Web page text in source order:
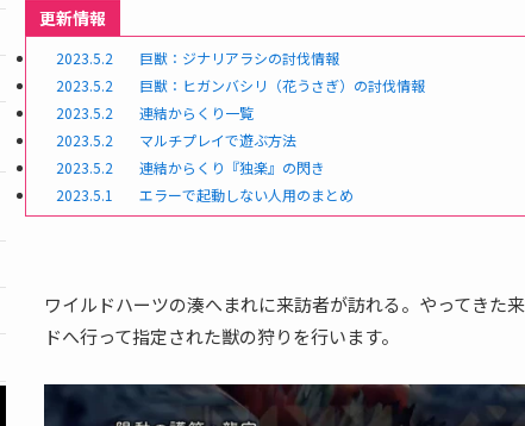
更新情報
2023.5.2
巨獣：ジナリアラシの討伐情報
2023.5.2
巨獣：ヒガンバシリ（花うさぎ）の討伐情報
2023.5.2
連結からくり一覧
2023.5.2
マルチプレイで遊ぶ方法
2023.5.2
連結からくり『独楽』の閃き
2023.5.1
エラーで起動しない人用のまとめ
ワイルドハーツの湊へまれに来訪者が訪れる。やってきた
ドへ行って指定された獣の狩りを行います。